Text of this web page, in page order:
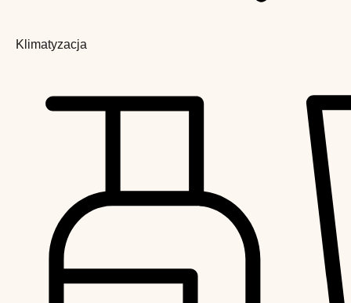
Klimatyzacja